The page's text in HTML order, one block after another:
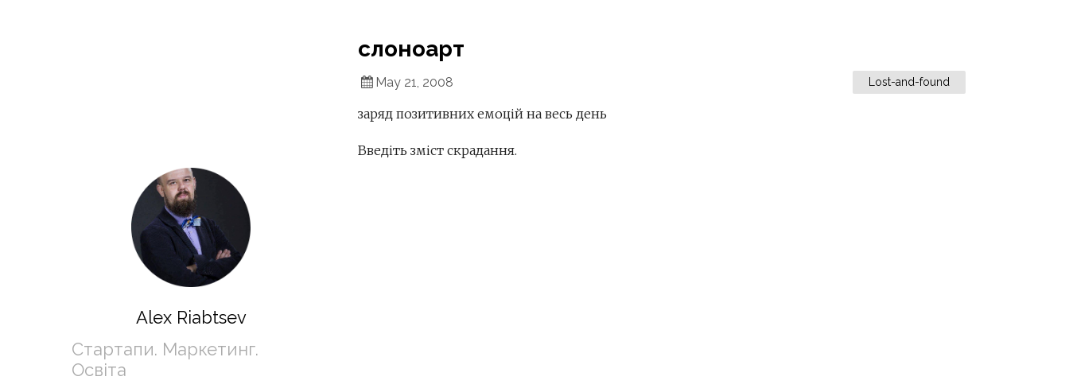
Alex Riabtsev
Стартапи. Маркетинг.
Освіта
слоноарт
May 21, 2008 Lost-and-found
заряд позитивних емоцій на весь день
Введіть зміст скрадання.